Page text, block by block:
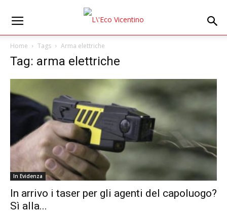
Home Tags Arma elettriche
Tag: arma elettriche
In Evidenza
In arrivo i taser per gli agenti del capoluogo?
Sì alla...